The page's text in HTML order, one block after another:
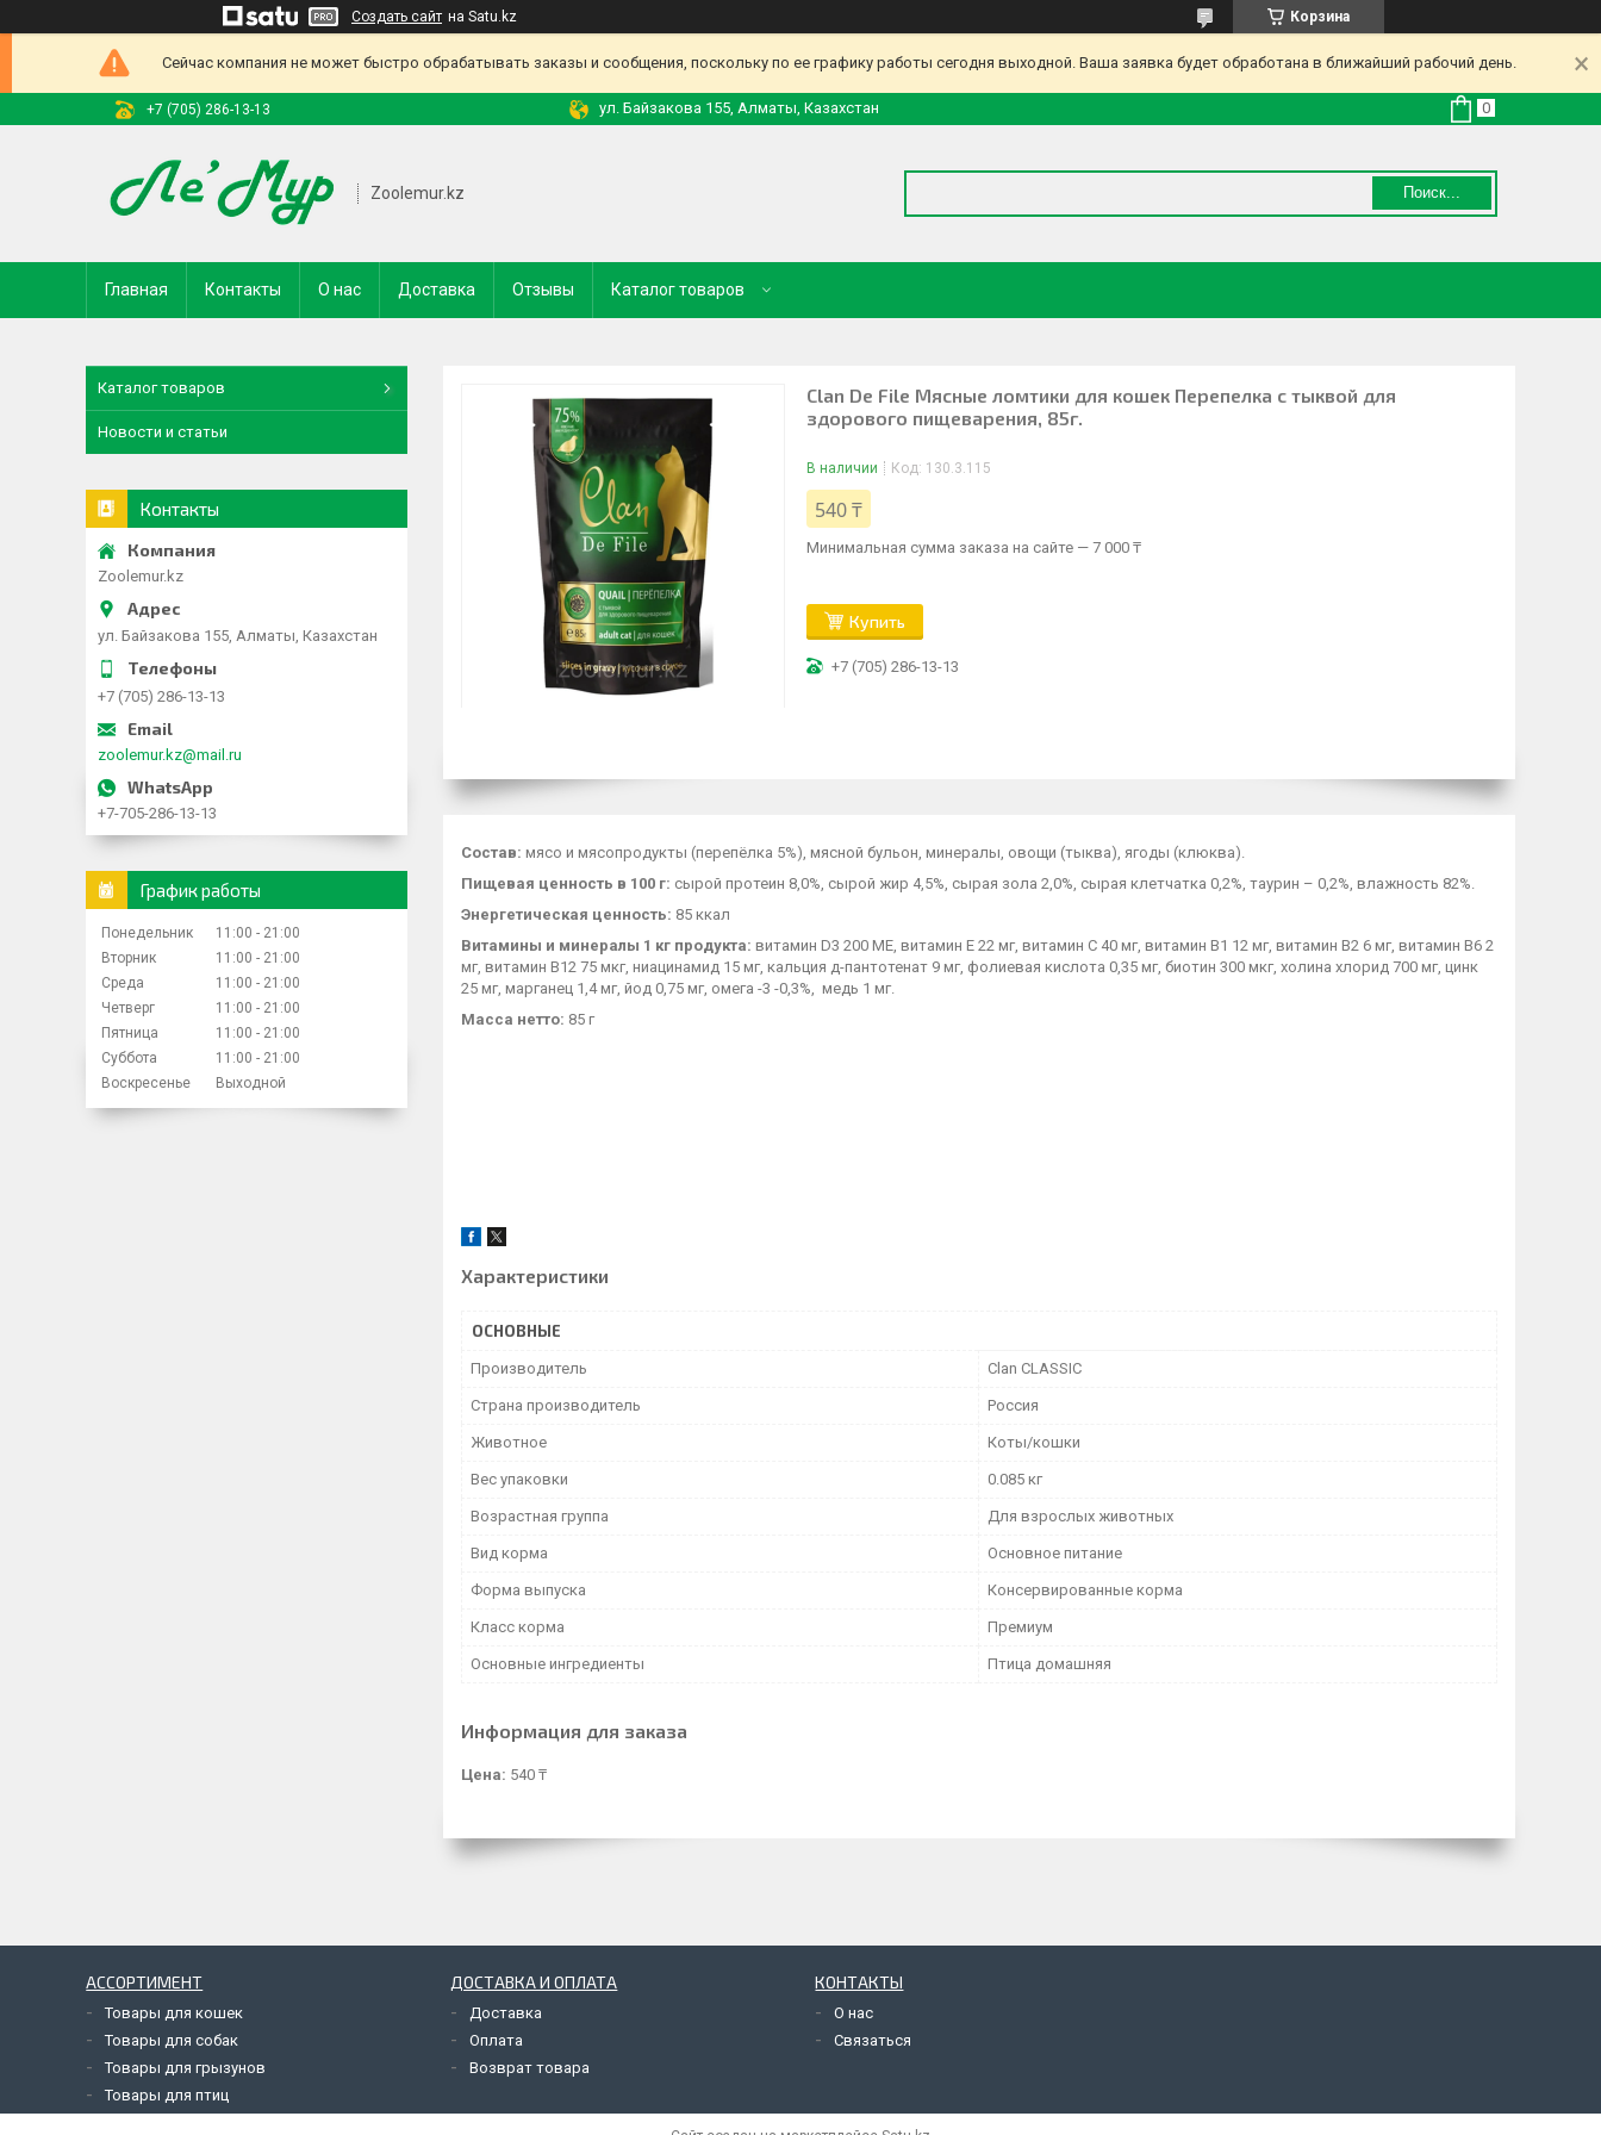
Создать сайт на Satu.kz Корзина
Сейчас компания не может быстро обрабатывать заказы и сообщения, поскольку по ее графику работы сегодня выходной. Ваша заявка будет обработана в ближайший рабочий день.
+7 (705) 286-13-13 ул. Байзакова 155, Алматы, Казахстан
Zoolemur.kz Поиск...
Главная Контакты О нас Доставка Отзывы Каталог товаров
Clan De File Мясные ломтики для кошек Перепелка с тыквой для
здорового пищеварения, 85г.
В наличии Код: 130.3.115
540 ₸
Минимальная сумма заказа на сайте — 7 000 ₸
Купить
+7 (705) 286-13-13
Состав: мясо и мясопродукты (перепёлка 5%), мясной бульон, минералы, овощи (тыква), ягоды (клюква).
Пищевая ценность в 100 г: сырой протеин 8,0%, сырой жир 4,5%, сырая зола 2,0%, сырая клетчатка 0,2%, таурин – 0,2%, влажность 82%.
Энергетическая ценность: 85 ккал
Витамины и минералы 1 кг продукта: витамин D3 200 МЕ, витамин E 22 мг, витамин С 40 мг, витамин В1 12 мг, витамин В2 6 мг, витамин В6 2
мг, витамин В12 75 мкг, ниацинамид 15 мг, кальция д-пантотенат 9 мг, фолиевая кислота 0,35 мг, биотин 300 мкг, холина хлорид 700 мг, цинк
25 мг, марганец 1,4 мг, йод 0,75 мг, омега -3 -0,3%, медь 1 мг.
Масса нетто: 85 г
Характеристики
ОСНОВНЫЕ
Производитель Clan CLASSIC
Страна производитель Россия
Животное Коты/кошки
Вес упаковки 0.085 кг
Возрастная группа Для взрослых животных
Вид корма Основное питание
Форма выпуска Консервированные корма
Класс корма Премиум
Основные ингредиенты Птица домашняя
Информация для заказа
Цена: 540 ₸
Каталог товаров
Новости и статьи
Контакты
Zoolemur.kz
ул. Байзакова 155, Алматы, Казахстан
+7 (705) 286-13-13
zoolemur.kz@mail.ru
+7-705-286-13-13
График работы
Понедельник 11:00
21:00
Вторник
11:00
21:00
Среда
11:00
21:00
Четверг
11:00
21:00
Пятница
11:00
21:00
Суббота
11:00
21:00
Воскресенье
Выходной
АССОРТИМЕНТ
Товары для кошек
Товары для собак
Товары для грызунов
Товары для птиц
ДОСТАВКА И ОПЛАТА
Доставка
Оплата
Возврат товара
КОНТАКТЫ
О нас
Связаться